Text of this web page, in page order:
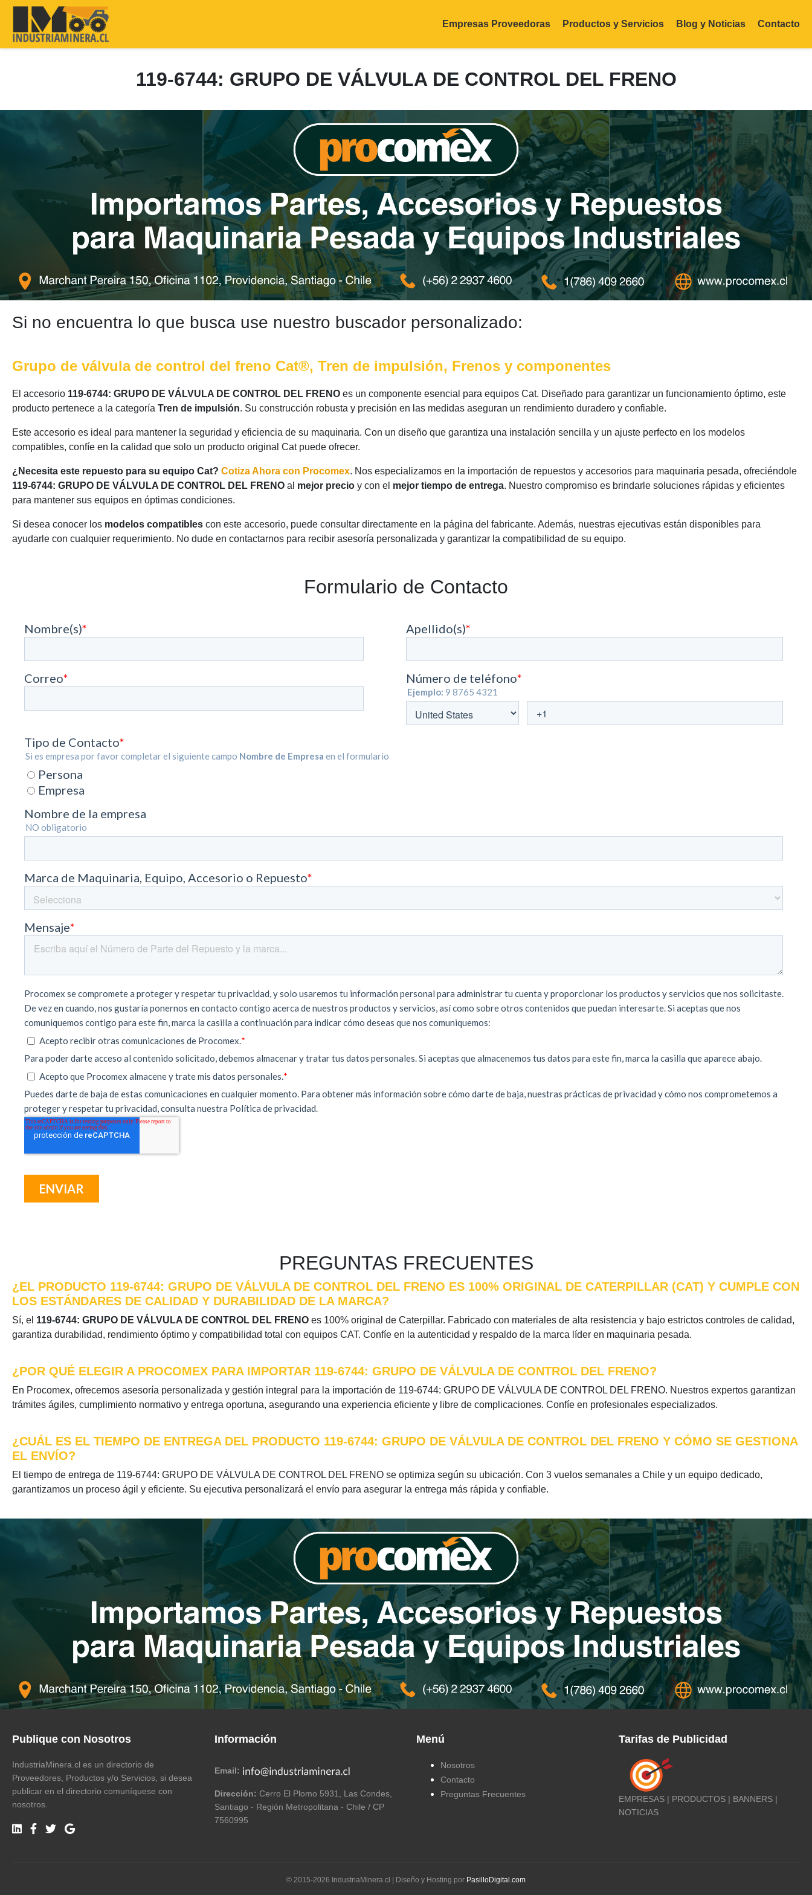
Empresas Proveedoras Productos y Servicios Blog y Noticias Contacto
119-6744: GRUPO DE VÁLVULA DE CONTROL DEL FRENO
Si no encuentra lo que busca use nuestro buscador personalizado:
Grupo de válvula de control del freno Cat®, Tren de impulsión, Frenos y componentes
El accesorio 119-6744: GRUPO DE VÁLVULA DE CONTROL DEL FRENO es un componente esencial para equipos Cat. Diseñado para garantizar un funcionamiento óptimo, este
producto pertenece a la categoría Tren de impulsión. Su construcción robusta y precisión en las medidas aseguran un rendimiento duradero y confiable.
Este accesorio es ideal para mantener la seguridad y eficiencia de su maquinaria. Con un diseño que garantiza una instalación sencilla y un ajuste perfecto en los modelos
compatibles, confíe en la calidad que solo un producto original Cat puede ofrecer.
¿Necesita este repuesto para su equipo Cat? Cotiza Ahora con Procomex. Nos especializamos en la importación de repuestos y accesorios para maquinaria pesada, ofreciéndole
119-6744: GRUPO DE VÁLVULA DE CONTROL DEL FRENO al mejor precio y con el mejor tiempo de entrega. Nuestro compromiso es brindarle soluciones rápidas y eficientes
para mantener sus equipos en óptimas condiciones.
Si desea conocer los modelos compatibles con este accesorio, puede consultar directamente en la página del fabricante. Además, nuestras ejecutivas están disponibles para
ayudarle con cualquier requerimiento. No dude en contactarnos para recibir asesoría personalizada y garantizar la compatibilidad de su equipo.
Formulario de Contacto
PREGUNTAS FRECUENTES
¿EL PRODUCTO 119-6744: GRUPO DE VÁLVULA DE CONTROL DEL FRENO ES 100% ORIGINAL DE CATERPILLAR (CAT) Y CUMPLE CON
LOS ESTÁNDARES DE CALIDAD Y DURABILIDAD DE LA MARCA?
Sí, el 119-6744: GRUPO DE VÁLVULA DE CONTROL DEL FRENO es 100% original de Caterpillar. Fabricado con materiales de alta resistencia y bajo estrictos controles de calidad,
garantiza durabilidad, rendimiento óptimo y compatibilidad total con equipos CAT. Confíe en la autenticidad y respaldo de la marca líder en maquinaria pesada.
¿POR QUÉ ELEGIR A PROCOMEX PARA IMPORTAR 119-6744: GRUPO DE VÁLVULA DE CONTROL DEL FRENO?
En Procomex, ofrecemos asesoría personalizada y gestión integral para la importación de 119-6744: GRUPO DE VÁLVULA DE CONTROL DEL FRENO. Nuestros expertos garantizan
trámites ágiles, cumplimiento normativo y entrega oportuna, asegurando una experiencia eficiente y libre de complicaciones. Confíe en profesionales especializados.
¿CUÁL ES EL TIEMPO DE ENTREGA DEL PRODUCTO 119-6744: GRUPO DE VÁLVULA DE CONTROL DEL FRENO Y CÓMO SE GESTIONA
EL ENVÍO?
El tiempo de entrega de 119-6744: GRUPO DE VÁLVULA DE CONTROL DEL FRENO se optimiza según su ubicación. Con 3 vuelos semanales a Chile y un equipo dedicado,
garantizamos un proceso ágil y eficiente. Su ejecutiva personalizará el envío para asegurar la entrega más rápida y confiable.
Publique con Nosotros
IndustriaMinera.cl es un directorio de
Proveedores, Productos y/o Servicios, si desea
publicar en el directorio comuníquese con
nosotros.
Información
Email:
Dirección: Cerro El Plomo 5931, Las Condes,
Santiago - Región Metropolitana - Chile / CP
7560995
Menú
Nosotros
Contacto
Preguntas Frecuentes
Tarifas de Publicidad
EMPRESAS | PRODUCTOS | BANNERS |
NOTICIAS
© 2015-2026 IndustriaMinera.cl | Diseño y Hosting por PasilloDigital.com